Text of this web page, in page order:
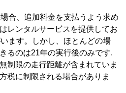
合、追加料金を支払うよう求め
レンタルサービスを提供してお
ます。しかし、ほとんどの場
るのは21年の実行後のみです.
制限の走行距離が含まれていま
税に制限される場合がありま